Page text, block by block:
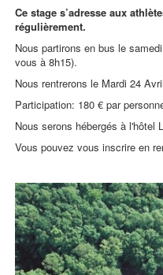
Ce stage s’adresse aux
régulièrement.
Nous partirons en bus le
vous à 8h15).
Nous rentrerons le Mardi 24
Participation: 180 € par
Nous serons hébergés à l'hôtel
Vous pouvez vous inscrire en